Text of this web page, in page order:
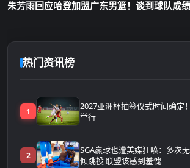
朱芳雨回应哈登加盟广东男篮！谈到球队成
热门资讯榜
1
2027亚洲杯抽签仪式时间确定
举行
2
SGA赢球也遭美媒狂喷：多次
倾跳投 联盟该感到羞愧